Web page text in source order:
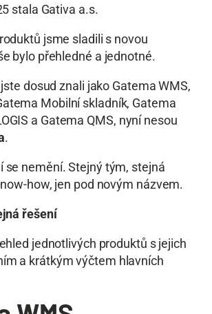
stala Gativa a.s.
jsme sladili s novou
bylo přehledné a jednotné.
dosud znali jako Gatema WMS,
Mobilní skladník, Gatema
a Gatema QMS, nyní nesou
.
se nemění. Stejný tým, stejná
how, jen pod novým názvem.
řešení
jednotlivých produktů s jejich
a krátkým výčtem hlavních